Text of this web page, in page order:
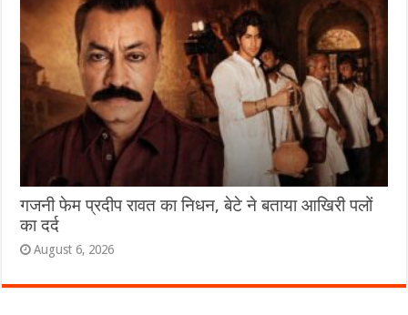
गजनी फेम प्रदीप रावत का निधन, बेटे ने बताया आखिरी पलों
का दर्द
August 6, 2026